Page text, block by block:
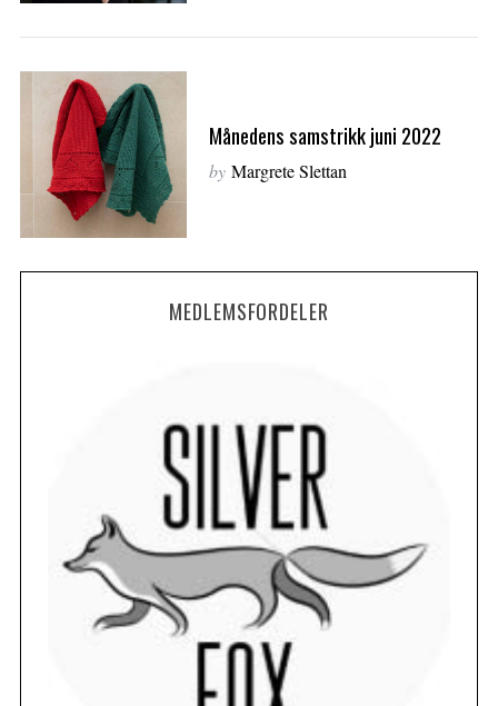
Månedens samstrikk juni 2022
by Margrete Slettan
MEDLEMSFORDELER
f
o